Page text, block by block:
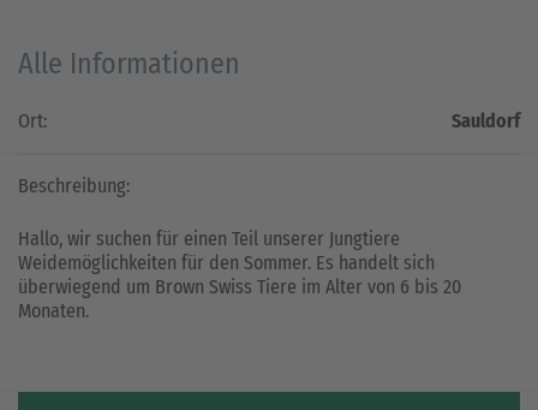
Alle Informationen
Ort: Sauldorf
Beschreibung:
Hallo, wir suchen für einen Teil unserer Jungtiere
Weidemöglichkeiten für den Sommer. Es handelt sich
überwiegend um Brown Swiss Tiere im Alter von 6 bis 20
Monaten.